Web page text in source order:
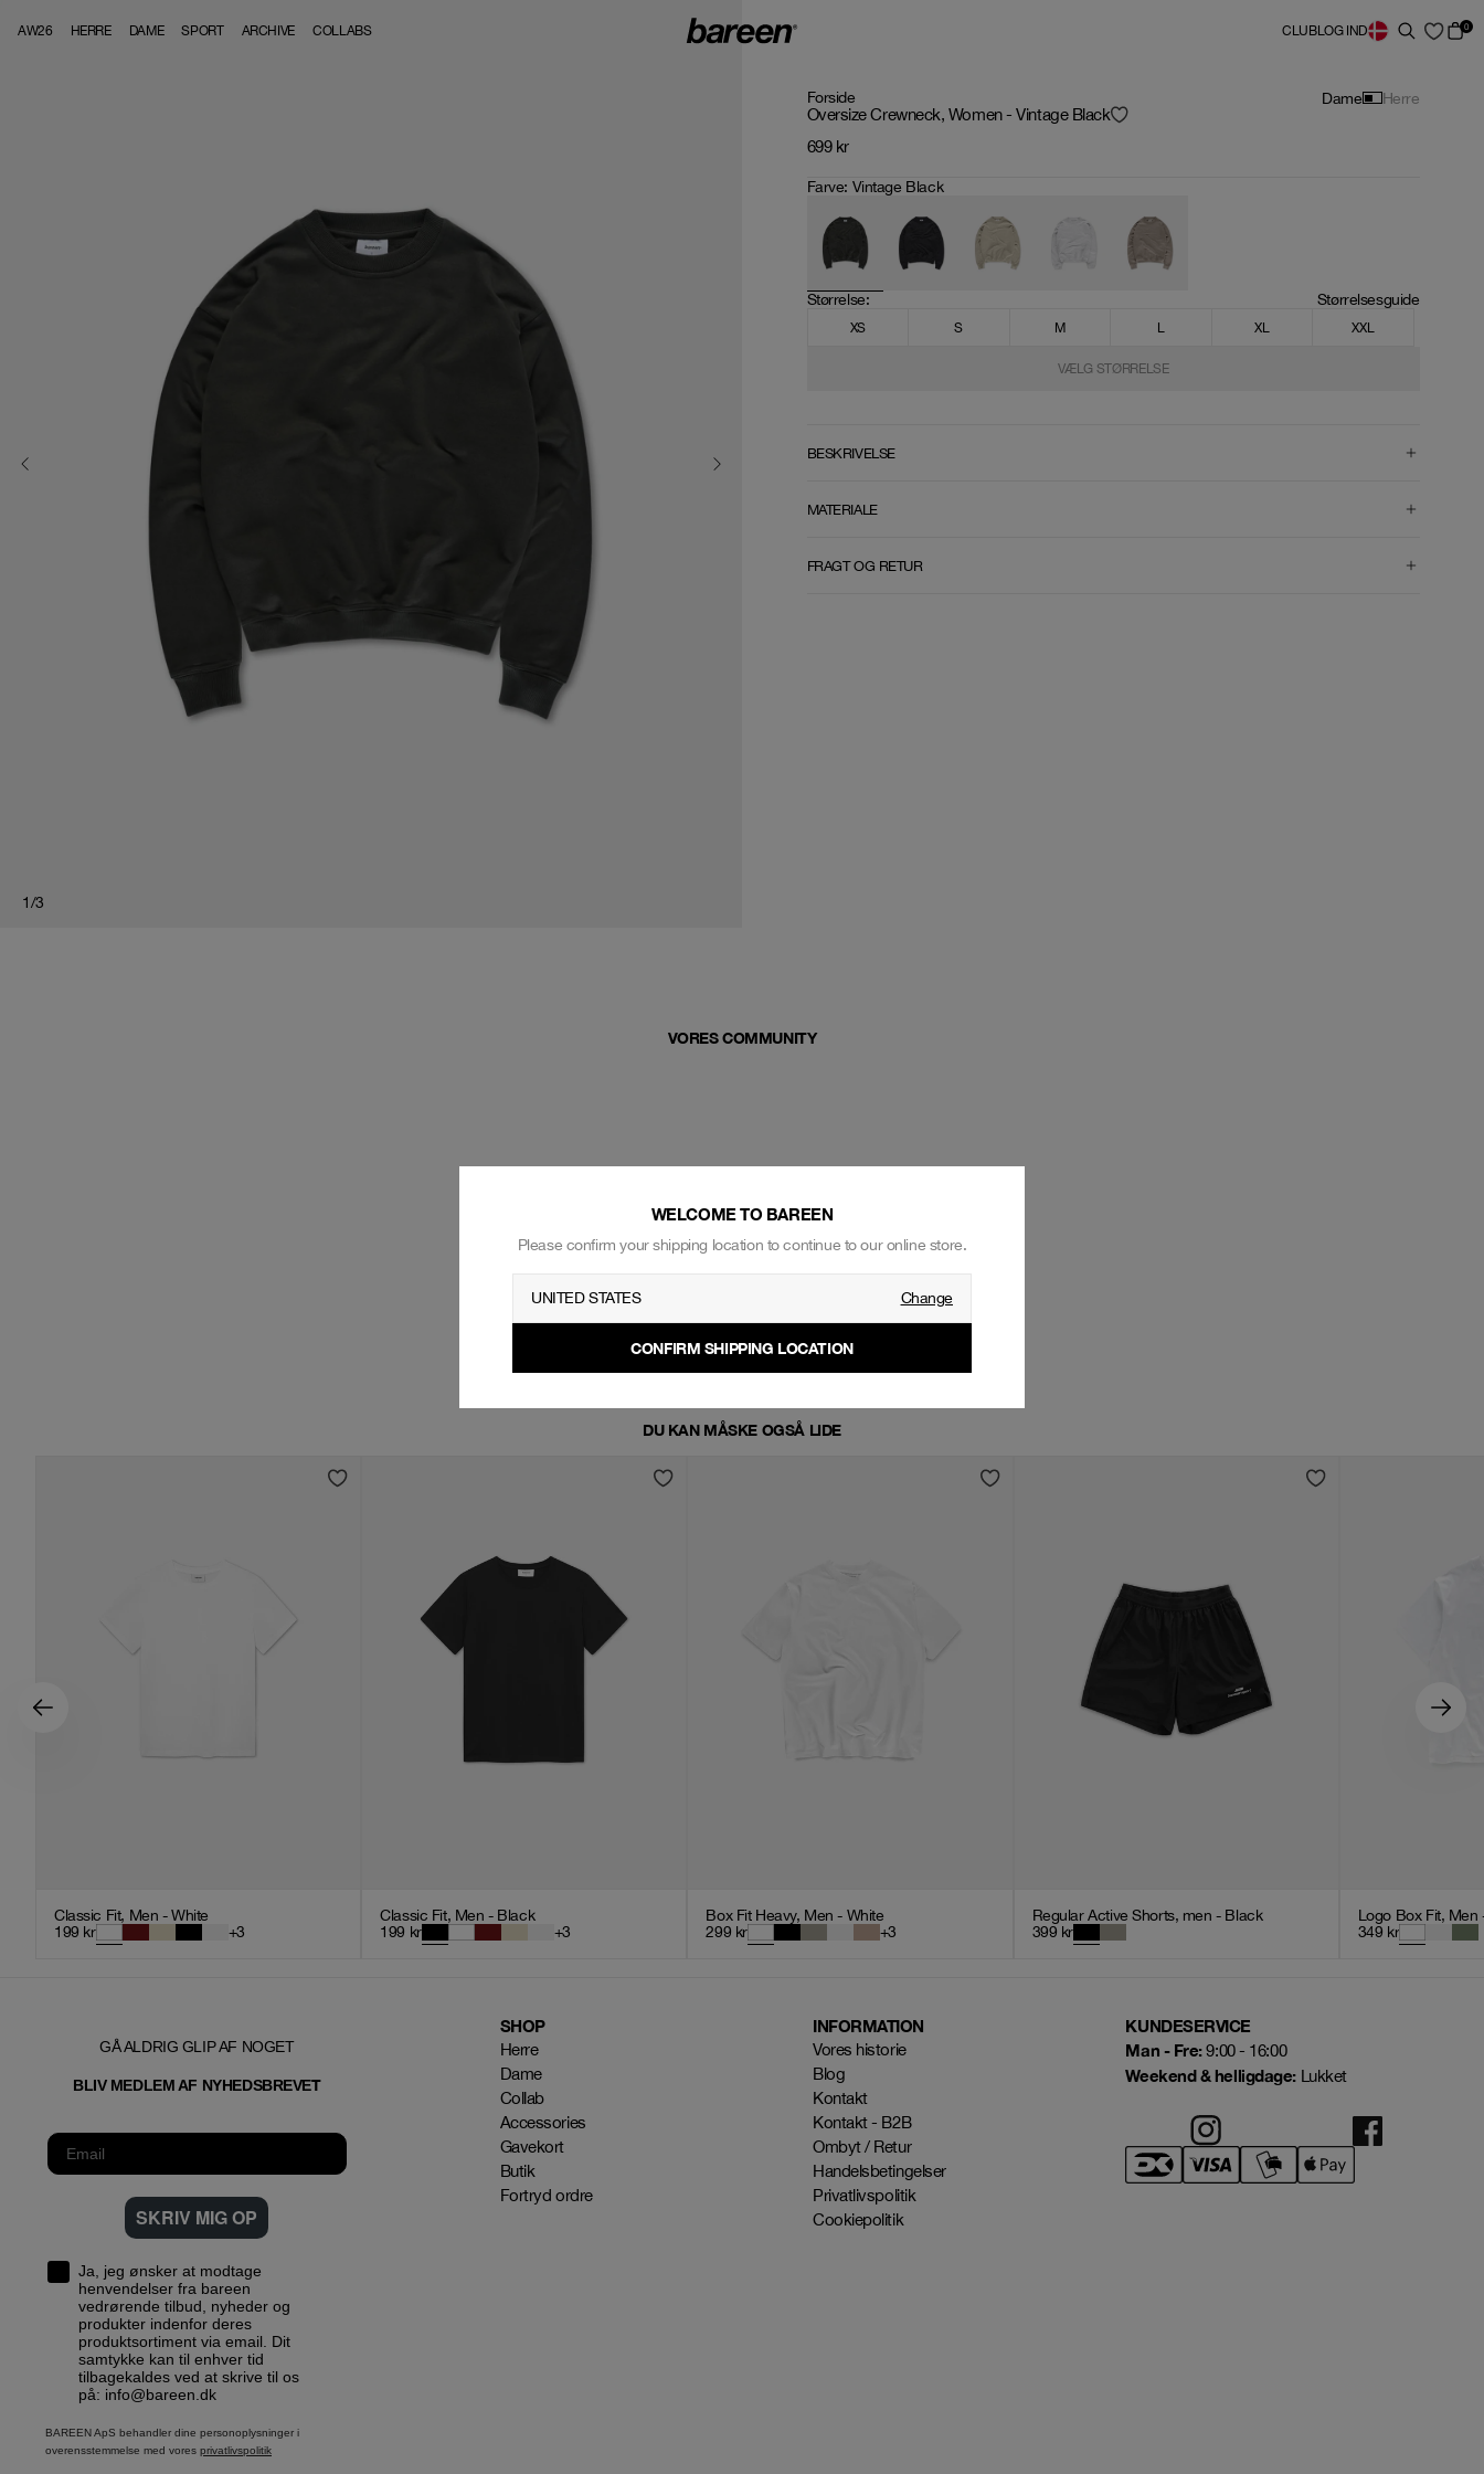
AW26 HERRE DAME SPORT ARCHIVE COLLABS CLUBLOG IND 0
1/3
Forside Dame Herre
Oversize Crewneck, Women - Vintage Black
699 kr
Farve: Vintage Black
Størrelse: Størrelsesguide
XS S M L XL XXL
VÆLG STØRRELSE
BESKRIVELSE
MATERIALE
FRAGT OG RETUR
VORES COMMUNITY
DU KAN MÅSKE OGSÅ LIDE
Classic Fit, Men - White
199 kr +3
Classic Fit, Men - Black
199 kr +3
Box Fit Heavy, Men - White
299 kr +3
Regular Active Shorts, men - Black
399 kr
Logo Box Fit, Men
349 kr
GÅ ALDRIG GLIP AF NOGET
BLIV MEDLEM AF NYHEDSBREVET
SKRIV MIG OP
Ja, jeg ønsker at modtage
henvendelser fra bareen
vedrørende tilbud, nyheder og
produkter indenfor deres
produktsortiment via email. Dit
samtykke kan til enhver tid
tilbagekaldes ved at skrive til os
på: info@bareen.dk
BAREEN ApS behandler dine personoplysninger i
overensstemmelse med vores privatlivspolitik
SHOP
Herre
Dame
Collab
Accessories
Gavekort
Butik
Fortryd ordre
INFORMATION
Vores historie
Blog
Kontakt
Kontakt - B2B
Ombyt / Retur
Handelsbetingelser
Privatlivspolitik
Cookiepolitik
KUNDESERVICE
Man - Fre:9:00 - 16:00
Weekend & helligdage:Lukket
WELCOME TO BAREEN
Please confirm your shipping location to continue to our online store.
UNITED STATES Change
CONFIRM SHIPPING LOCATION